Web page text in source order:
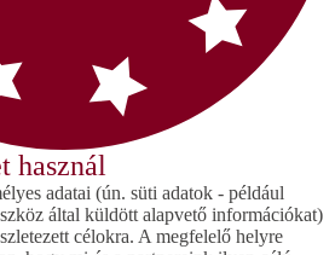
használ
adatai (ún. süti adatok - például
által küldött alapvető információkat)
célokra. A megfelelő helyre